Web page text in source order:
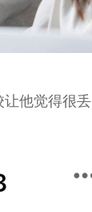
让他觉得很丢